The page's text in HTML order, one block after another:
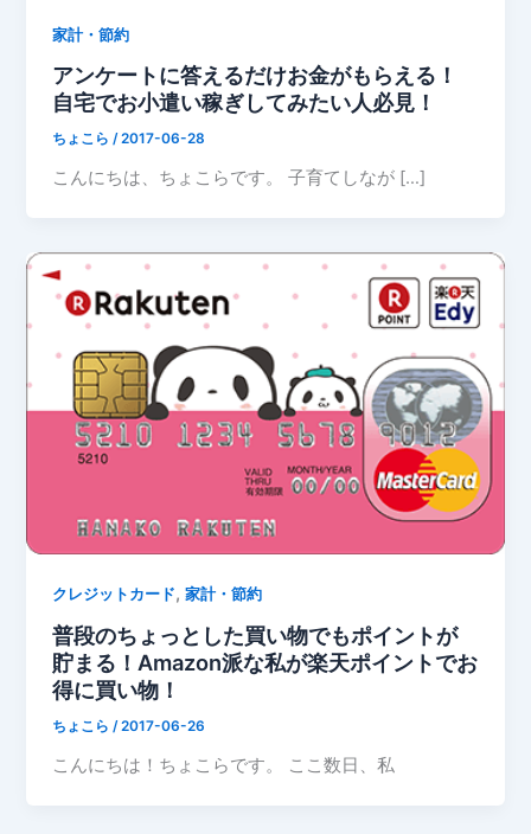
家計・節約
アンケートに答えるだけお金がもらえる！
自宅でお小遣い稼ぎしてみたい人必見！
ちょこら/2017-06-28
こんにちは、ちょこらです。 子育てしなが […]
クレジットカード,家計・節約
普段のちょっとした買い物でもポイントが
貯まる！Amazon派な私が楽天ポイントでお
得に買い物！
ちょこら/2017-06-26
こんにちは！ちょこらです。 ここ数日、私